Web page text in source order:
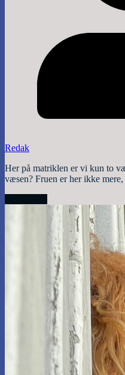
Redak
Her på matriklen er vi kun to
væsen? Fruen er her ikke mere,